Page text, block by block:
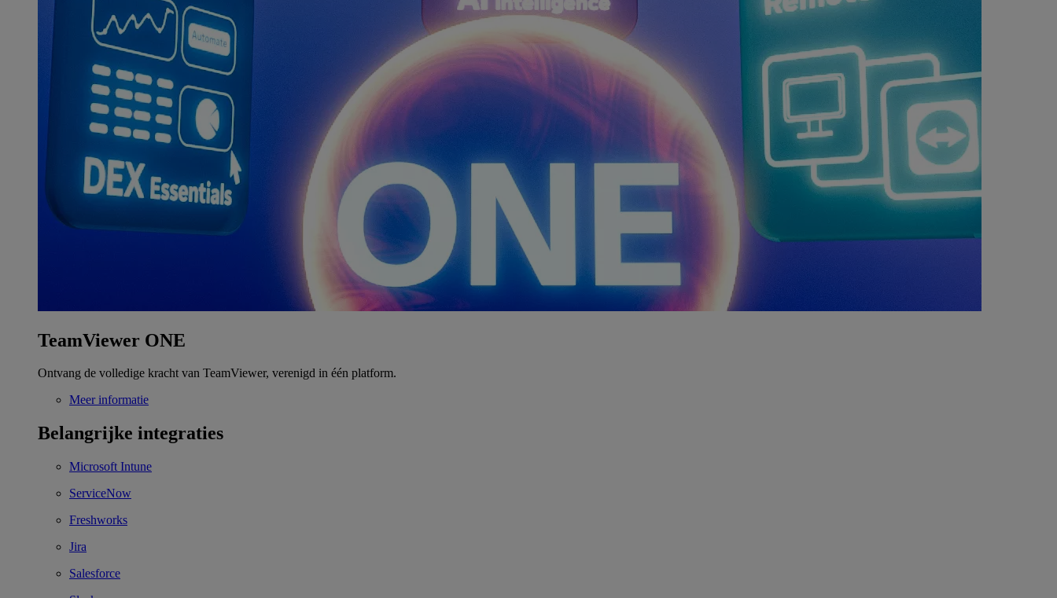
TeamViewer ONE
Ontvang de volledige kracht van TeamViewer, verenigd in één platform.
Meer informatie
Belangrijke integraties
Microsoft Intune
ServiceNow
Freshworks
Jira
Salesforce